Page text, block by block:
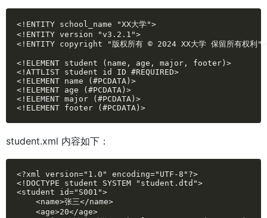
<!ENTITY school_name "XX大学">
<!ENTITY version "v3.2.1">
<!ENTITY copyright "版权所有 © 2024 XX大学 保留所有权利">
<!ELEMENT student (name, age, major, footer)>
<!ATTLIST student id ID #REQUIRED>
<!ELEMENT name (#PCDATA)>
<!ELEMENT age (#PCDATA)>
<!ELEMENT major (#PCDATA)>
<!ELEMENT footer (#PCDATA)>
student.xml 内容如下：
<?xml version="1.0" encoding="UTF-8"?>
<!DOCTYPE student SYSTEM "student.dtd">
<student id="S001">
<name>张三</name>
<age>20</age>